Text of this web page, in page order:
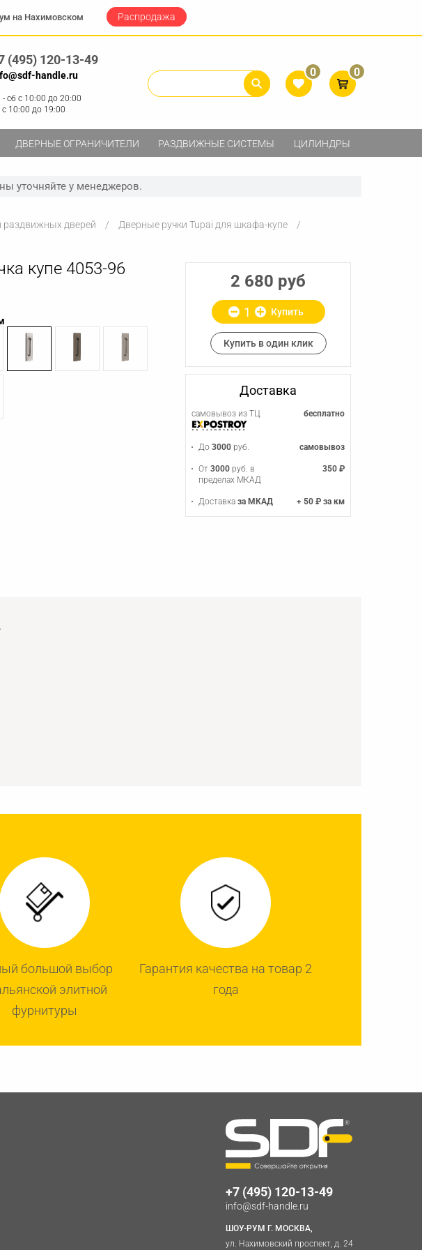
(495) 120-13-49
handle.ru
- сб c 10:00 до 20:00
c 10:00 до 19:00
0 0
на Нахимовском Распродажа
ДВЕРНЫЕ ОГРАНИЧИТЕЛИ РАЗДВИЖНЫЕ СИСТЕМЫ ЦИЛИНДРЫ
уточняйте у менеджеров.
раздвижных дверей
Дверные ручки Tupai для шкафа-купе
купе 4053-96
2 680 руб
Купить
Купить в один клик
Доставка
самовывоз из ТЦ бесплатно
До3000 руб. самовывоз
От3000 руб. в
пределах МКАД
350 ₽
Доставказа МКАД + 50 ₽ за км
большой выбор
элитной
фурнитуры
Гарантия качества на товар 2
года
+7 (495) 120-13-49
info@sdf-handle.ru
ШОУ-РУМ Г. МОСКВА,
ул. Нахимовский проспект, д. 24